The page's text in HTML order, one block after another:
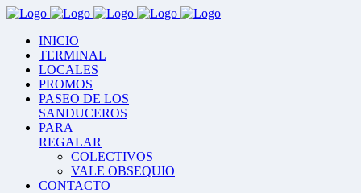
INICIO
TERMINAL
LOCALES
PROMOS
PASEO DE LOS
SANDUCEROS
PARA
REGALAR
COLECTIVOS
VALE OBSEQUIO
CONTACTO